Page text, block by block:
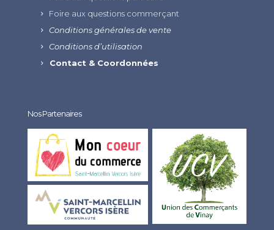
Foire aux questions commerçant
Conditions générales de vente
Conditions d’utilisation
Contact & Coordonnées
Nos Partenaires